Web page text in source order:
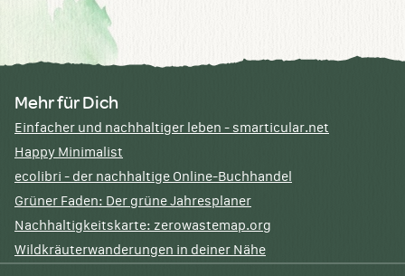
Mehr für Dich
Einfacher und nachhaltiger leben - smarticular.net
Happy Minimalist
ecolibri - der nachhaltige Online-Buchhandel
Grüner Faden: Der grüne Jahresplaner
Nachhaltigkeitskarte: zerowastemap.org
Wildkräuterwanderungen in deiner Nähe